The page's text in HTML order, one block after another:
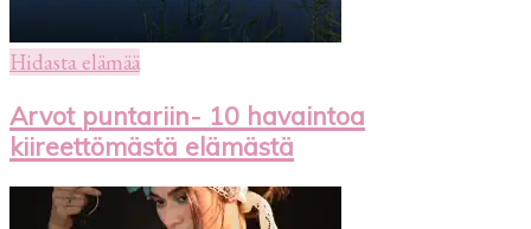
Hidasta elämää
Arvot puntariin- 10 havaintoa
kiireettömästä elämästä